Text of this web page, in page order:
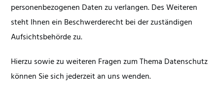
personenbezogenen Daten zu verlangen. Des Weiteren
steht Ihnen ein Beschwerderecht bei der zuständigen
Aufsichtsbehörde zu.
Hierzu sowie zu weiteren Fragen zum Thema Datenschutz
können Sie sich jederzeit an uns wenden.